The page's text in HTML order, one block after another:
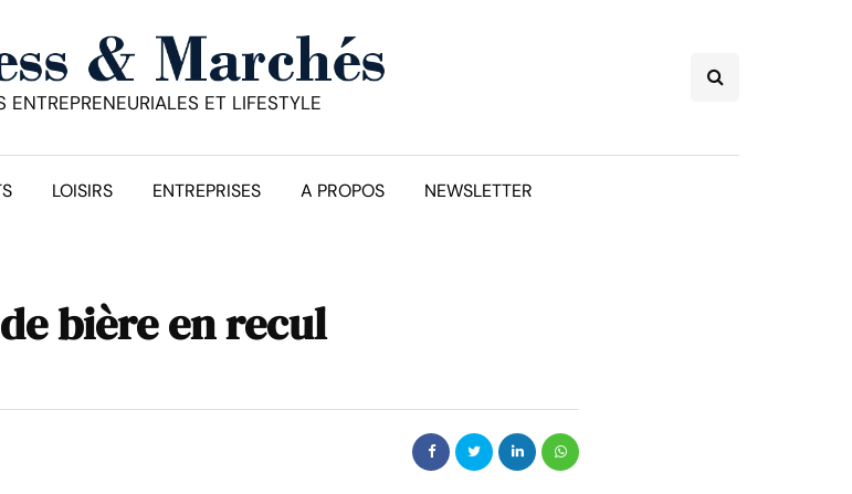
ENTREPRENEURIALES ET LIFESTYLE
LOISIRS ENTREPRISES A PROPOS NEWSLETTER
bière en recul